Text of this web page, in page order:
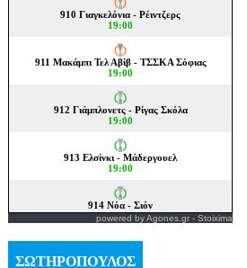
powered byAgones.gr- Stoixima
ΣΩΤΗΡΟΠΟΥΛΟΣ